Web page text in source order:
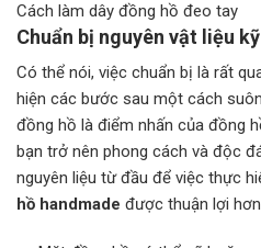
Cách làm dây đồng hồ đeo tay
Chuẩn bị nguyên vật liệu
Có thể nói, việc chuẩn bị là rất
hiện các bước sau một cách
đồng hồ là điểm nhấn của đồng
bạn trở nên phong cách và độc
nguyên liệu từ đầu để việc thực
hồ handmade được thuận lợi